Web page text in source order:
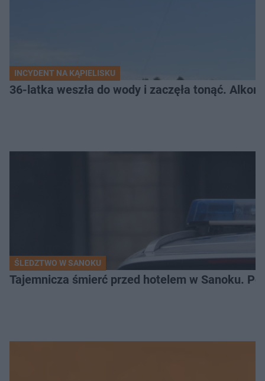
INCYDENT NA KĄPIELISKU
36-latka weszła do wody i zaczęła tonąć.
ŚLEDZTWO W SANOKU
Tajemnicza śmierć przed hotelem w Sanoku.